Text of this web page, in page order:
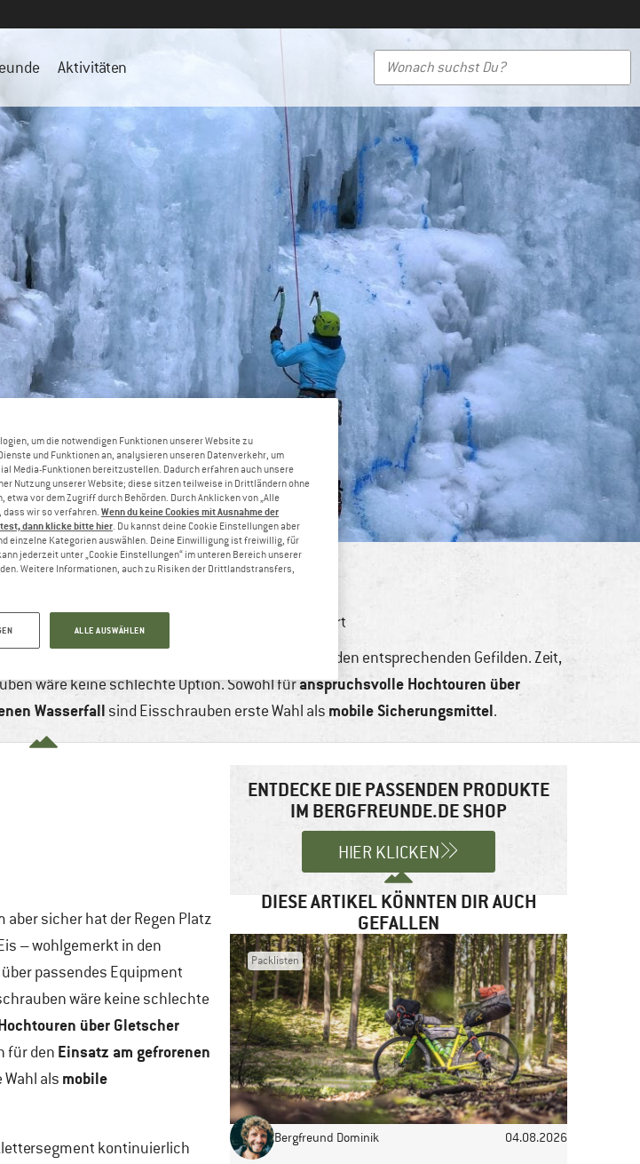
Aktivitäten
Wintersport
für Schnee und vor allem Eis – wohlgemerkt in den entsprechenden Gefilden. Zeit,
wäre keine schlechte Option. Sowohl füranspruchsvolle Hochtouren über
Wasserfall sind Eisschrauben erste Wahl als mobile Sicherungsmittel.
sicher hat der Regen Platz
– wohlgemerkt in den
passendes Equipment
wäre keine schlechte
über Gletscher
für den Einsatz am gefrorenen
als mobile
kontinuierlich
ENTDECKE DIE PASSENDEN PRODUKTE
IM BERGFREUNDE.DE SHOP
HIER KLICKEN
DIESE ARTIKEL KÖNNTEN DIR AUCH
GEFALLEN
Packlisten
Bergfreund Dominik 04.08.2026
um die notwendigen Funktionen unserer Website zu
und Funktionen an, analysieren unseren Datenverkehr, um
Media-Funktionen bereitzustellen. Dadurch erfahren auch unsere
Nutzung unserer Website; diese sitzen teilweise in Drittländern ohne
vor dem Zugriff durch Behörden. Durch Anklicken von „Alle
wir so verfahren. Wenn du keine Cookies mit Ausnahme der
dann klicke bitte hier. Du kannst deine Cookie Einstellungen aber
einzelne Kategorien auswählen. Deine Einwilligung ist freiwillig, für
jederzeit unter „Cookie Einstellungen“ im unteren Bereich unserer
Weitere Informationen, auch zu Risiken der Drittlandstransfers,
ALLE AUSWÄHLEN